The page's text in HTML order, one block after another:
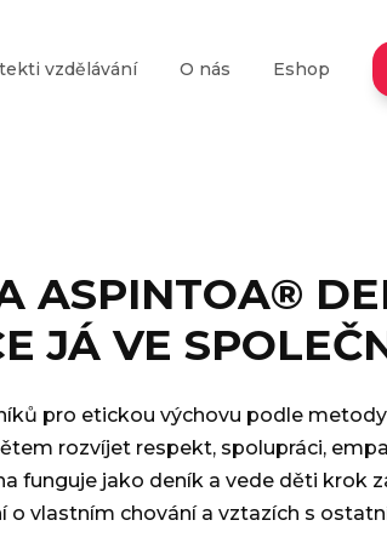
vzdělávání O nás Eshop
ASPINTOA®
JÁ VE
pro etickou výchovu podle
rozvíjet respekt, spolupráci,
funguje jako deník a vede děti krok
o vlastním chování a vztazích s